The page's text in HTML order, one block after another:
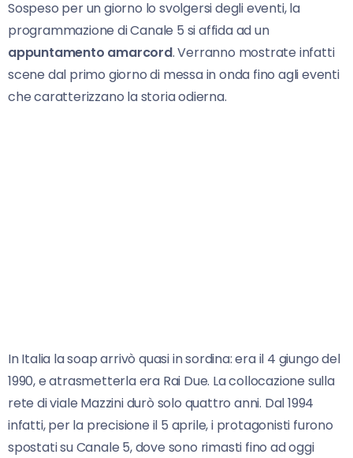
Sospeso per un giorno lo svolgersi degli eventi, la
programmazione di Canale 5 si affida ad un
appuntamento amarcord. Verranno mostrate infatti
scene dal primo giorno di messa in onda fino agli eventi
che caratterizzano la storia odierna.
In Italia la soap arrivò quasi in sordina: era il 4 giungo del
1990, e atrasmetterla era Rai Due. La collocazione sulla
rete di viale Mazzini durò solo quattro anni. Dal 1994
infatti, per la precisione il 5 aprile, i protagonisti furono
spostati su Canale 5, dove sono rimasti fino ad oggi